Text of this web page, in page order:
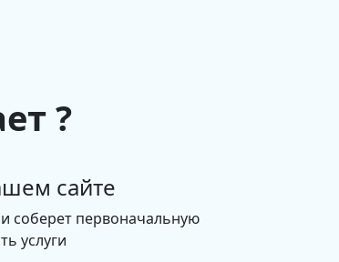
?
сайте
соберет первоначальную
услуги